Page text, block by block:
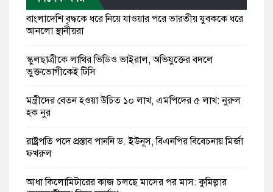
বাংলাদেশি বৃদ্ধকে ধরে নিয়ে যাওয়ার পরে ভারতীয় যুবককে ধরে
আনলো স্থানীয়রা
স্কুলছাত্রীকে লাথির ভিডিও ভাইরাল, অভিযুক্তের বদলে
ভুক্তভোগীকেই টিসি
মন্ত্রীদের বেতন হওয়া উচিত ১০ লাখ, এমপিদের ৫ লাখ: নুরুল
হক নুর
রাষ্ট্রপতি পদে প্রস্তাব পাননি ড. ইউনূস, বিএনপির বিবেচনায় মির্জা
ফখরুল
আধা কিলোমিটারের কাজ চলছে মাসের পর মাস: কুমিল্লার